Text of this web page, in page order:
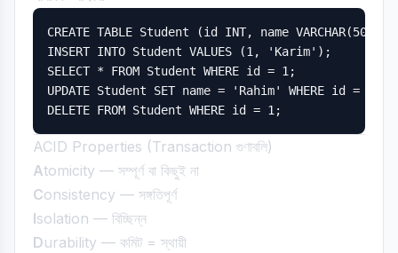
CREATE TABLE Student (id INT, name VARCHAR(50));
INSERT INTO Student VALUES (1, 'Karim');
SELECT * FROM Student WHERE id = 1;
UPDATE Student SET name = 'Rahim' WHERE id = 1;
ACID Properties (Transaction গুণাবলি)
Atomicity — সম্পূর্ণ বা কিছুই না
Consistency — সঙ্গতিপূর্ণ
Isolation — বিচ্ছিন্ন
Durability — কমিট = স্থায়ী